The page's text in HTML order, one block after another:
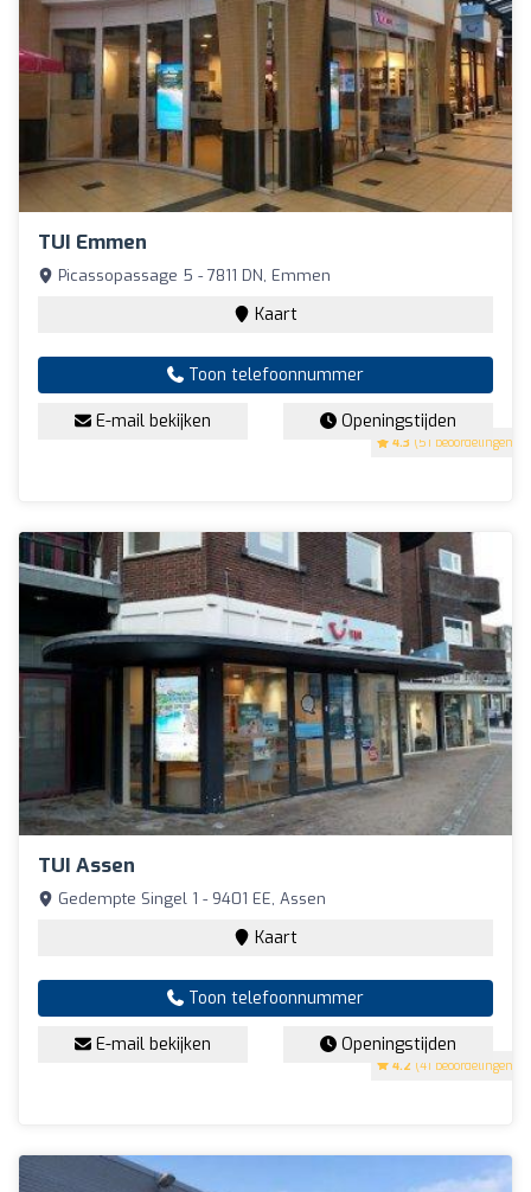
TUI Emmen
4.3 (51 beoordelingen)
Picassopassage 5 - 7811 DN, Emmen
Kaart
Toon telefoonnummer
E-mail bekijken Openingstijden
TUI Assen
4.2 (41 beoordelingen)
Gedempte Singel 1 - 9401 EE, Assen
Kaart
Toon telefoonnummer
E-mail bekijken Openingstijden